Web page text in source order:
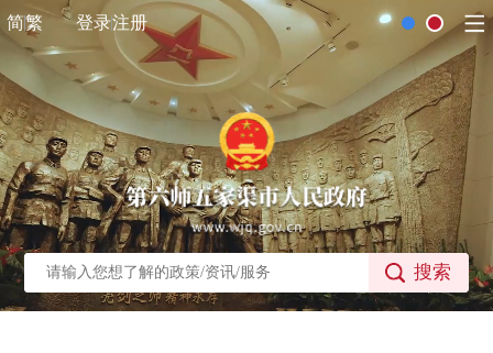
简繁 登录注册
搜索